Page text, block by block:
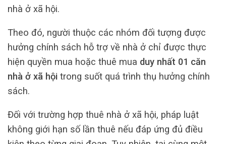
nhà ở xã hội.
Theo đó, người thuộc các nhóm đối tượng được
hưởng chính sách hỗ trợ về nhà ở chỉ được thực
hiện quyền mua hoặc thuê mua duy nhất 01 căn
nhà ở xã hội trong suốt quá trình thụ hưởng chính
sách.
Đối với trường hợp thuê nhà ở xã hội, pháp luật
không giới hạn số lần thuê nếu đáp ứng đủ điều